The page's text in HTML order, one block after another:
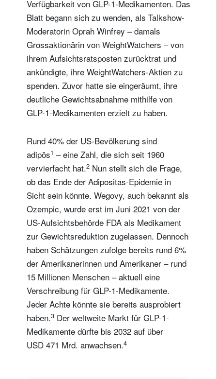
Verfügbarkeit von GLP-1-Medikamenten. Das
Blatt begann sich zu wenden, als Talkshow-
Moderatorin Oprah Winfrey – damals
Grossaktionärin von WeightWatchers – von
ihrem Aufsichtsratsposten zurücktrat und
ankündigte, ihre WeightWatchers-Aktien zu
spenden. Zuvor hatte sie eingeräumt, ihre
deutliche Gewichtsabnahme mithilfe von
GLP-1-Medikamenten erzielt zu haben.
Rund 40% der US-Bevölkerung sind
adipös1 – eine Zahl, die sich seit 1960
vervierfacht hat.2 Nun stellt sich die Frage,
ob das Ende der Adipositas-Epidemie in
Sicht sein könnte. Wegovy, auch bekannt als
Ozempic, wurde erst im Juni 2021 von der
US-Aufsichtsbehörde FDA als Medikament
zur Gewichtsreduktion zugelassen. Dennoch
haben Schätzungen zufolge bereits rund 6%
der Amerikanerinnen und Amerikaner – rund
15 Millionen Menschen – aktuell eine
Verschreibung für GLP-1-Medikamente.
Jeder Achte könnte sie bereits ausprobiert
haben.3 Der weltweite Markt für GLP-1-
Medikamente dürfte bis 2032 auf über
USD 471 Mrd. anwachsen.4